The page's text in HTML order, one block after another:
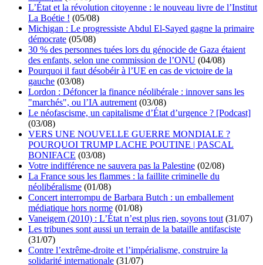
L’État et la révolution citoyenne : le nouveau livre de l’Institut
La Boétie ! (05/08)
Michigan : Le progressiste Abdul El-Sayed gagne la primaire
démocrate (05/08)
30 % des personnes tuées lors du génocide de Gaza étaient
des enfants, selon une commission de l’ONU (04/08)
Pourquoi il faut désobéir à l’UE en cas de victoire de la
gauche (03/08)
Lordon : Défoncer la finance néolibérale : innover sans les
"marchés", ou l’IA autrement (03/08)
Le néofascisme, un capitalisme d’État d’urgence ? [Podcast]
(03/08)
VERS UNE NOUVELLE GUERRE MONDIALE ?
POURQUOI TRUMP LACHE POUTINE | PASCAL
BONIFACE (03/08)
Votre indifférence ne sauvera pas la Palestine (02/08)
La France sous les flammes : la faillite criminelle du
néolibéralisme (01/08)
Concert interrompu de Barbara Butch : un emballement
médiatique hors norme (01/08)
Vaneigem (2010) : L’État n’est plus rien, soyons tout (31/07)
Les tribunes sont aussi un terrain de la bataille antifasciste
(31/07)
Contre l’extrême-droite et l’impérialisme, construire la
solidarité internationale (31/07)